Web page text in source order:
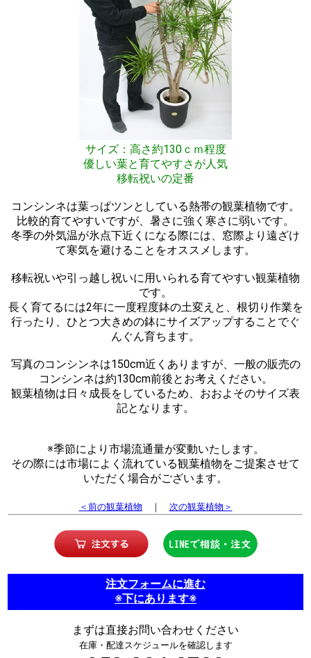
サイズ：高さ約130ｃｍ程度
優しい葉と育てやすさが人気
移転祝いの定番
コンシンネは葉っぱツンとしている熱帯の観葉植物です。
比較的育てやすいですが、暑さに強く寒さに弱いです。
冬季の外気温が氷点下近くになる際には、窓際より遠ざけ
て寒気を避けることをオススメします。
移転祝いや引っ越し祝いに用いられる育てやすい観葉植物
です。
長く育てるには2年に一度程度鉢の土変えと、根切り作業を
行ったり、ひとつ大きめの鉢にサイズアップすることでぐ
んぐん育ちます。
写真のコンシンネは150cm近くありますが、一般の販売の
コンシンネは約130cm前後とお考えください。
観葉植物は日々成長をしているため、おおよそのサイズ表
記となります。
※季節により市場流通量が変動いたします。
その際には市場によく流れている観葉植物をご提案させて
いただく場合がございます。
＜前の観葉植物 ｜ 次の観葉植物＞
注文フォームに進む
※下にあります※
まずは直接お問い合わせください
在庫・配達スケジュールを確認します